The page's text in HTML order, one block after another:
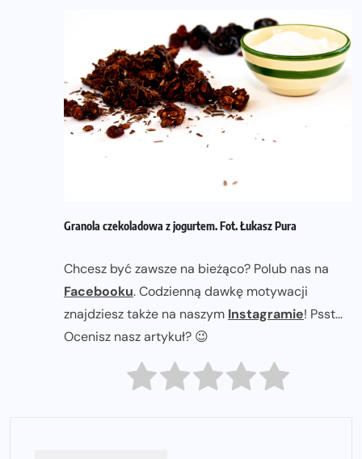
Granola czekoladowa z jogurtem. Fot. Łukasz Pura
Chcesz być zawsze na bieżąco? Polub nas na
Facebooku. Codzienną dawkę motywacji
znajdziesz także na naszym Instagramie! Psst...
Ocenisz nasz artykuł? 😉